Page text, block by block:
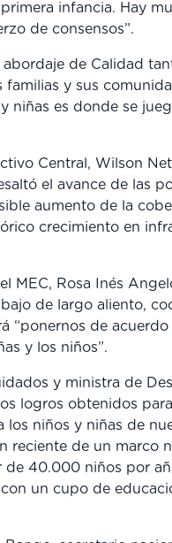
infancia. Hay
de consensos”.
de Calidad
y sus
niñas es donde se
Central, Wilson
el avance de las
aumento de la
crecimiento en
MEC, Rosa Inés
de largo aliento,
“ponernos de acuerdo
y los niños”.
y ministra de
logros obtenidos
niños y niñas de
reciente de un marco
de 40.000 niños por
un cupo de